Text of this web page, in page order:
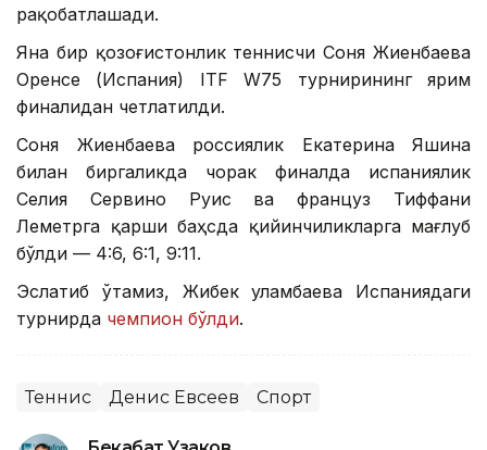
рақобатлашади.
Яна бир қозоғистонлик теннисчи Соня Жиенбаева
Оренсе (Испания) ITF W75 турнирининг ярим
финалидан четлатилди.
Соня Жиенбаева россиялик Екатерина Яшина
билан биргаликда чорак финалда испаниялик
Селия Сервино Руис ва француз Тиффани
Леметрга қарши баҳсда қийинчиликларга мағлуб
бўлди — 4:6, 6:1, 9:11.
Эслатиб ўтамиз, Жибек Қуламбаева Испаниядаги
турнирда чемпион бўлди.
Теннис Денис Евсеев Спорт